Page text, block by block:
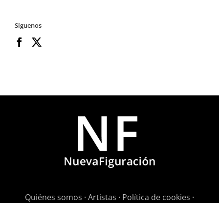
Síguenos
Quiénes somos · Artistas · Política de cookies ·